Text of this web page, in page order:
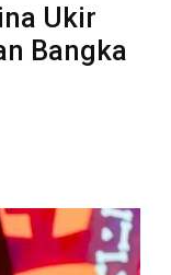
Ukir
Bangka